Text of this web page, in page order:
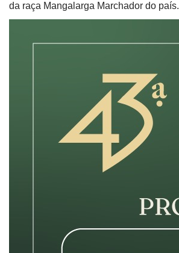
da raça Mangalarga Marchador do país.